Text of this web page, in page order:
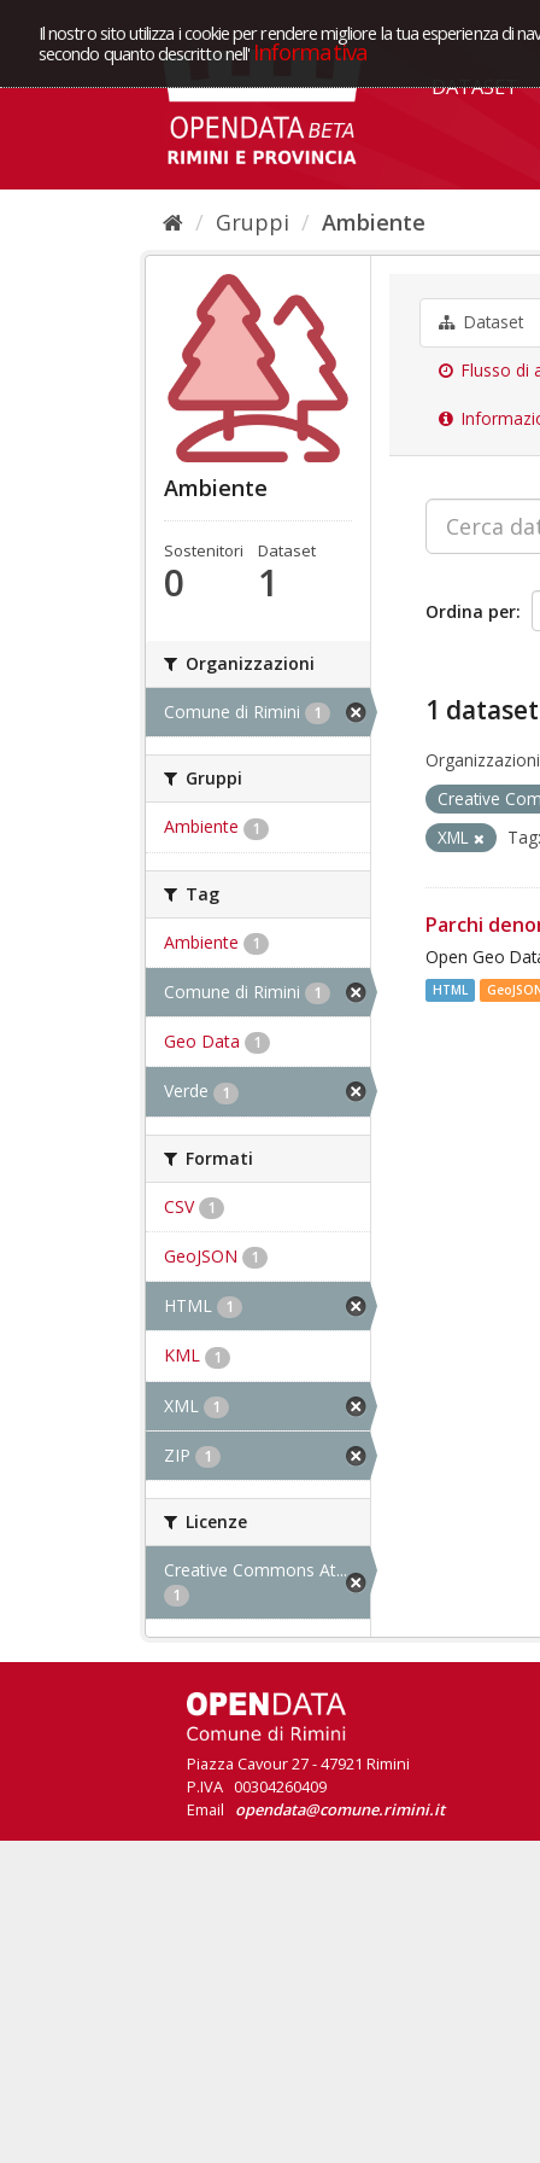
Il nostro sito utilizza i cookie per rendere migliore la tua esperienza di
secondo quanto descritto nell' Informativa
DATASET
Gruppi Ambiente
Ambiente
Sostenitori
0
Dataset
1
Organizzazioni
Comune di Rimini 1
Gruppi
Ambiente 1
Tag
Ambiente 1
Comune di Rimini 1
Geo Data 1
Verde 1
Formati
CSV 1
GeoJSON 1
HTML 1
KML 1
XML 1
ZIP 1
Licenze
Creative Commons At...
1
Dataset
Flusso di
Ordina per
1
Creative
XML
Tag:
Parchi
Open Geo
HTML
Piazza Cavour 27 - 47921 Rimini
P.IVA 00304260409
Email opendata@comune.rimini.it